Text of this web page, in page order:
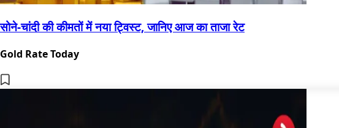
सोने-चांदी की कीमतों में नया ट्विस्ट, जानिए आज का ताजा रेट
Gold Rate Today